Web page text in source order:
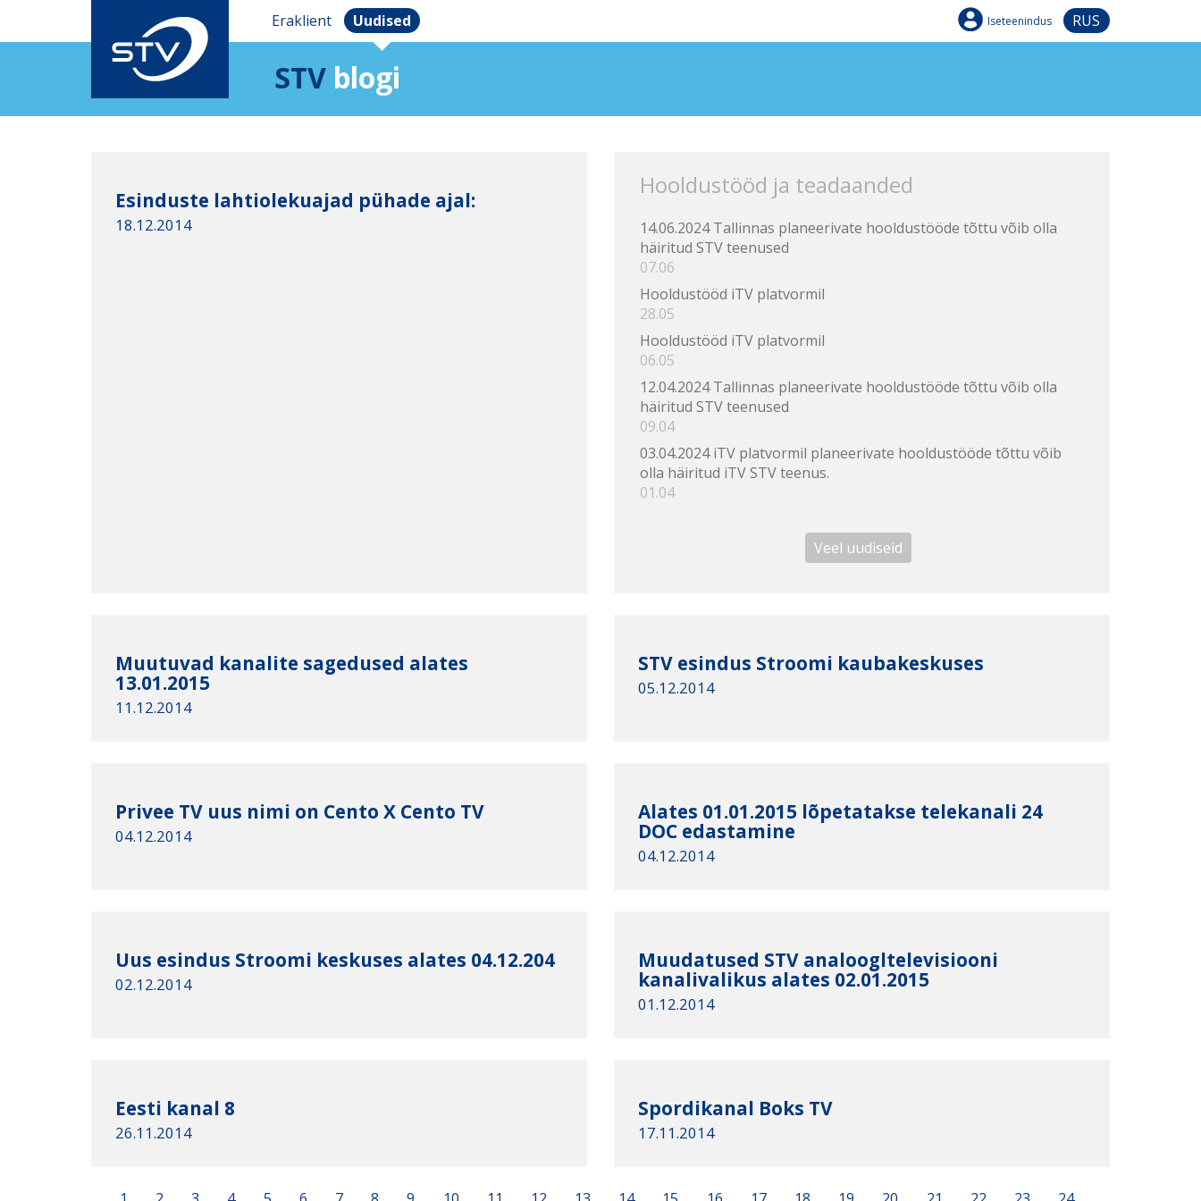
Eraklient Uudised Iseteenindus RUS
STV blogi
Esinduste lahtiolekuajad pühade ajal:
18.12.2014
Hooldustööd ja teadaanded
14.06.2024 Tallinnas planeerivate hooldustööde tõttu võib olla
häiritud STV teenused
07.06
Hooldustööd iTV platvormil
28.05
Hooldustööd iTV platvormil
06.05
12.04.2024 Tallinnas planeerivate hooldustööde tõttu võib olla
häiritud STV teenused
09.04
03.04.2024 iTV platvormil planeerivate hooldustööde tõttu võib
olla häiritud iTV STV teenus.
01.04
Veel uudiseid
Muutuvad kanalite sagedused alates
13.01.2015
11.12.2014
STV esindus Stroomi kaubakeskuses
05.12.2014
Privee TV uus nimi on Cento X Cento TV
04.12.2014
Alates 01.01.2015 lõpetatakse telekanali 24
DOC edastamine
04.12.2014
Uus esindus Stroomi keskuses alates 04.12.204
02.12.2014
Muudatused STV analoogltelevisiooni
kanalivalikus alates 02.01.2015
01.12.2014
Eesti kanal 8
26.11.2014
Spordikanal Boks TV
17.11.2014